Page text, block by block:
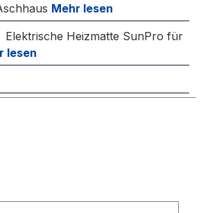
Mehr lesen
Elektrische Heizmatte SunPro für
lesen
überspringen